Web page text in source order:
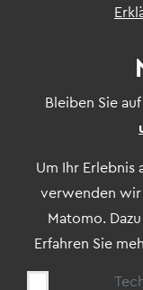
Bleiben Sie
Um Ihr Erlebnis
verwenden wir
Matomo.
Erfahren Sie